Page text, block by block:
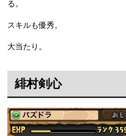
る。
スキルも優秀。
大当たり。
緋村剣心